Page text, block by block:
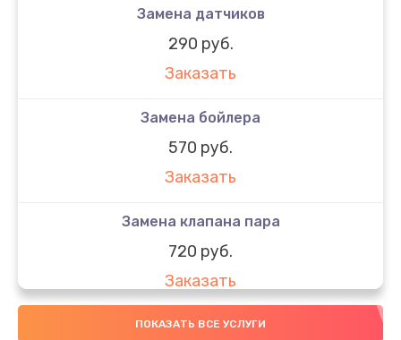
Замена датчиков
290 руб.
Заказать
Замена бойлера
570 руб.
Заказать
Замена клапана пара
720 руб.
Заказать
Замена бака воды
ПОКАЗАТЬ ВСЕ УСЛУГИ